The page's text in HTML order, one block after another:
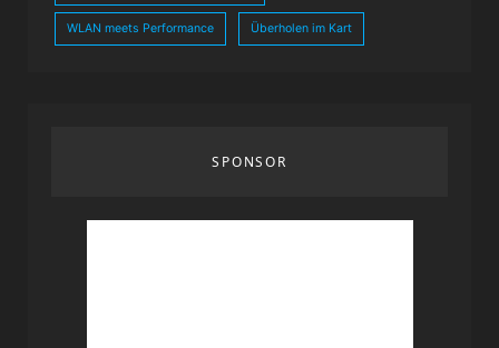
WLAN meets Performance Überholen im Kart
SPONSOR